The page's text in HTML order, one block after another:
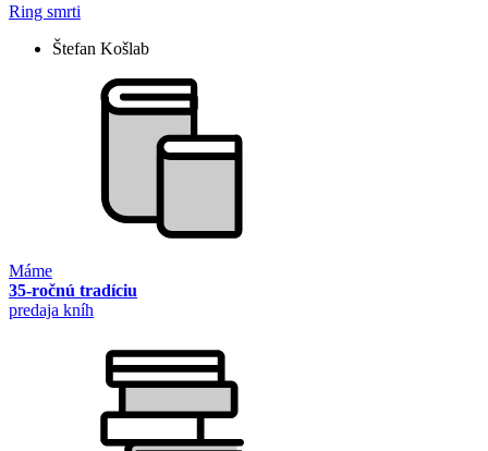
Ring smrti
Štefan Košlab
Máme
35-ročnú tradíciu
predaja kníh